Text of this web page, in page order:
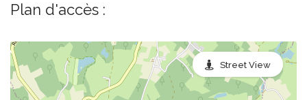
Plan d'accès :
Street View